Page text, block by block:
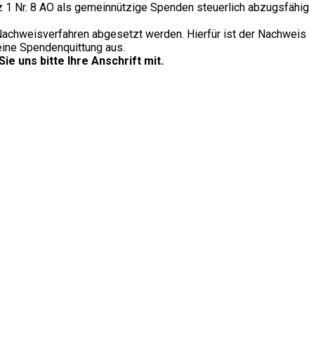
Nr. 8 AO als gemeinnützige Spenden steuerlich
abgesetzt werden. Hierfür ist der Nachweis
Spendenquittung aus.
uns bitte Ihre Anschrift mit.